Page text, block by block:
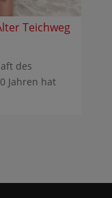
Teichweg
des
Jahren hat